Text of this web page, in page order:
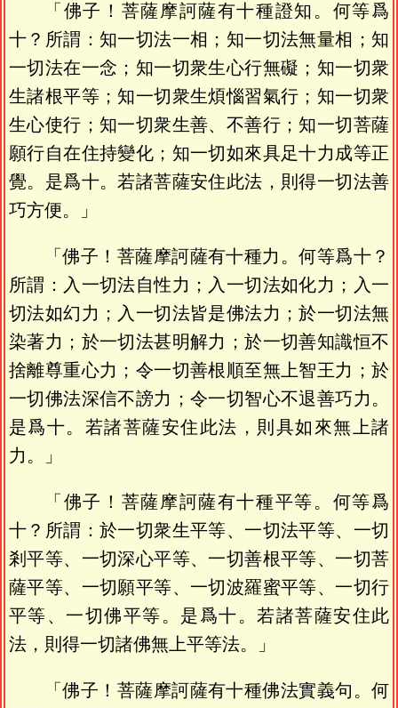
「佛子！菩薩摩訶薩有十種證知。何等爲
十？所謂：知一切法一相；知一切法無量相；知
一切法在一念；知一切衆生心行無礙；知一切衆
生諸根平等；知一切衆生煩惱習氣行；知一切衆
生心使行；知一切衆生善、不善行；知一切菩薩
願行自在住持變化；知一切如來具足十力成等正
覺。是爲十。若諸菩薩安住此法，則得一切法善
巧方便。」
「佛子！菩薩摩訶薩有十種力。何等爲十？
所謂：入一切法自性力；入一切法如化力；入一
切法如幻力；入一切法皆是佛法力；於一切法無
染著力；於一切法甚明解力；於一切善知識恒不
捨離尊重心力；令一切善根順至無上智王力；於
一切佛法深信不謗力；令一切智心不退善巧力。
是爲十。若諸菩薩安住此法，則具如來無上諸
力。」
「佛子！菩薩摩訶薩有十種平等。何等爲
十？所謂：於一切衆生平等、一切法平等、一切
剎平等、一切深心平等、一切善根平等、一切菩
薩平等、一切願平等、一切波羅蜜平等、一切行
平等、一切佛平等。是爲十。若諸菩薩安住此
法，則得一切諸佛無上平等法。」
「佛子！菩薩摩訶薩有十種佛法實義句。何